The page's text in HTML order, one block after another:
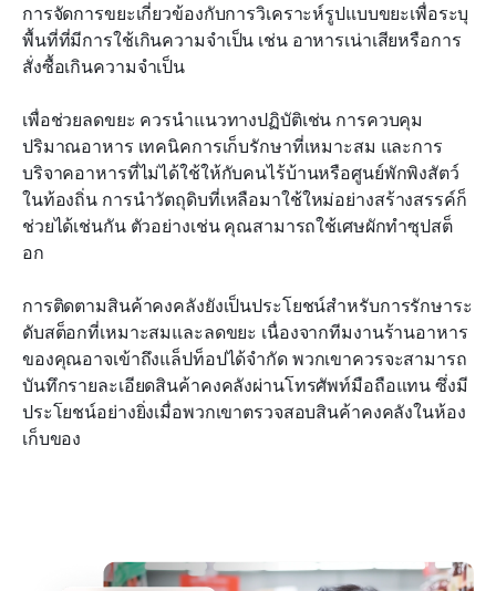
การจัดการขยะเกี่ยวข้องกับการวิเคราะห์รูปแบบขยะเพื่อระบุ
พื้นที่ที่มีการใช้เกินความจำเป็น เช่น อาหารเน่าเสียหรือการ
สั่งซื้อเกินความจำเป็น
เพื่อช่วยลดขยะ ควรนำแนวทางปฏิบัติเช่น การควบคุม
ปริมาณอาหาร เทคนิคการเก็บรักษาที่เหมาะสม และการ
บริจาคอาหารที่ไม่ได้ใช้ให้กับคนไร้บ้านหรือศูนย์พักพิงสัตว์
ในท้องถิ่น การนำวัตถุดิบที่เหลือมาใช้ใหม่อย่างสร้างสรรค์ก็
ช่วยได้เช่นกัน ตัวอย่างเช่น คุณสามารถใช้เศษผักทำซุปสต็
อก
การติดตามสินค้าคงคลังยังเป็นประโยชน์สำหรับการรักษาระ
ดับสต็อกที่เหมาะสมและลดขยะ เนื่องจากทีมงานร้านอาหาร
ของคุณอาจเข้าถึงแล็ปท็อปได้จำกัด พวกเขาควรจะสามารถ
บันทึกรายละเอียดสินค้าคงคลังผ่านโทรศัพท์มือถือแทน ซึ่งมี
ประโยชน์อย่างยิ่งเมื่อพวกเขาตรวจสอบสินค้าคงคลังในห้อง
เก็บของ